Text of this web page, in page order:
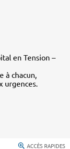
en Tension –
à chacun,
urgences.
ACCÈS RAPIDES